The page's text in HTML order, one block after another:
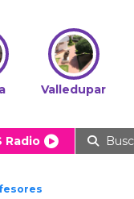
Valledupar
Radio